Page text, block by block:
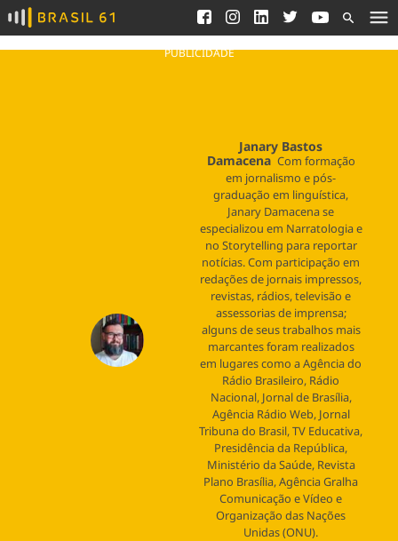
Ver todas as notícias
Podcasts
Saneamento
Indicadores
Brasil Mineral
Quem somos
Expediente
Trabalhe no Brasil 61
Contato
Comportamento
Cultura
Economia
Meio Ambiente
Podcast
Política
Saúde
Tempo
PUBLICIDADE
Janary Bastos
Damacena Com formação
em jornalismo e pós-
graduação em linguística,
Janary Damacena se
especializou em Narratologia e
no Storytelling para reportar
notícias. Com participação em
redações de jornais impressos,
revistas, rádios, televisão e
assessorias de imprensa;
alguns de seus trabalhos mais
marcantes foram realizados
em lugares como a Agência do
Rádio Brasileiro, Rádio
Nacional, Jornal de Brasília,
Agência Rádio Web, Jornal
Tribuna do Brasil, TV Educativa,
Presidência da República,
Ministério da Saúde, Revista
Plano Brasília, Agência Gralha
Comunicação e Vídeo e
Organização das Nações
Unidas (ONU).